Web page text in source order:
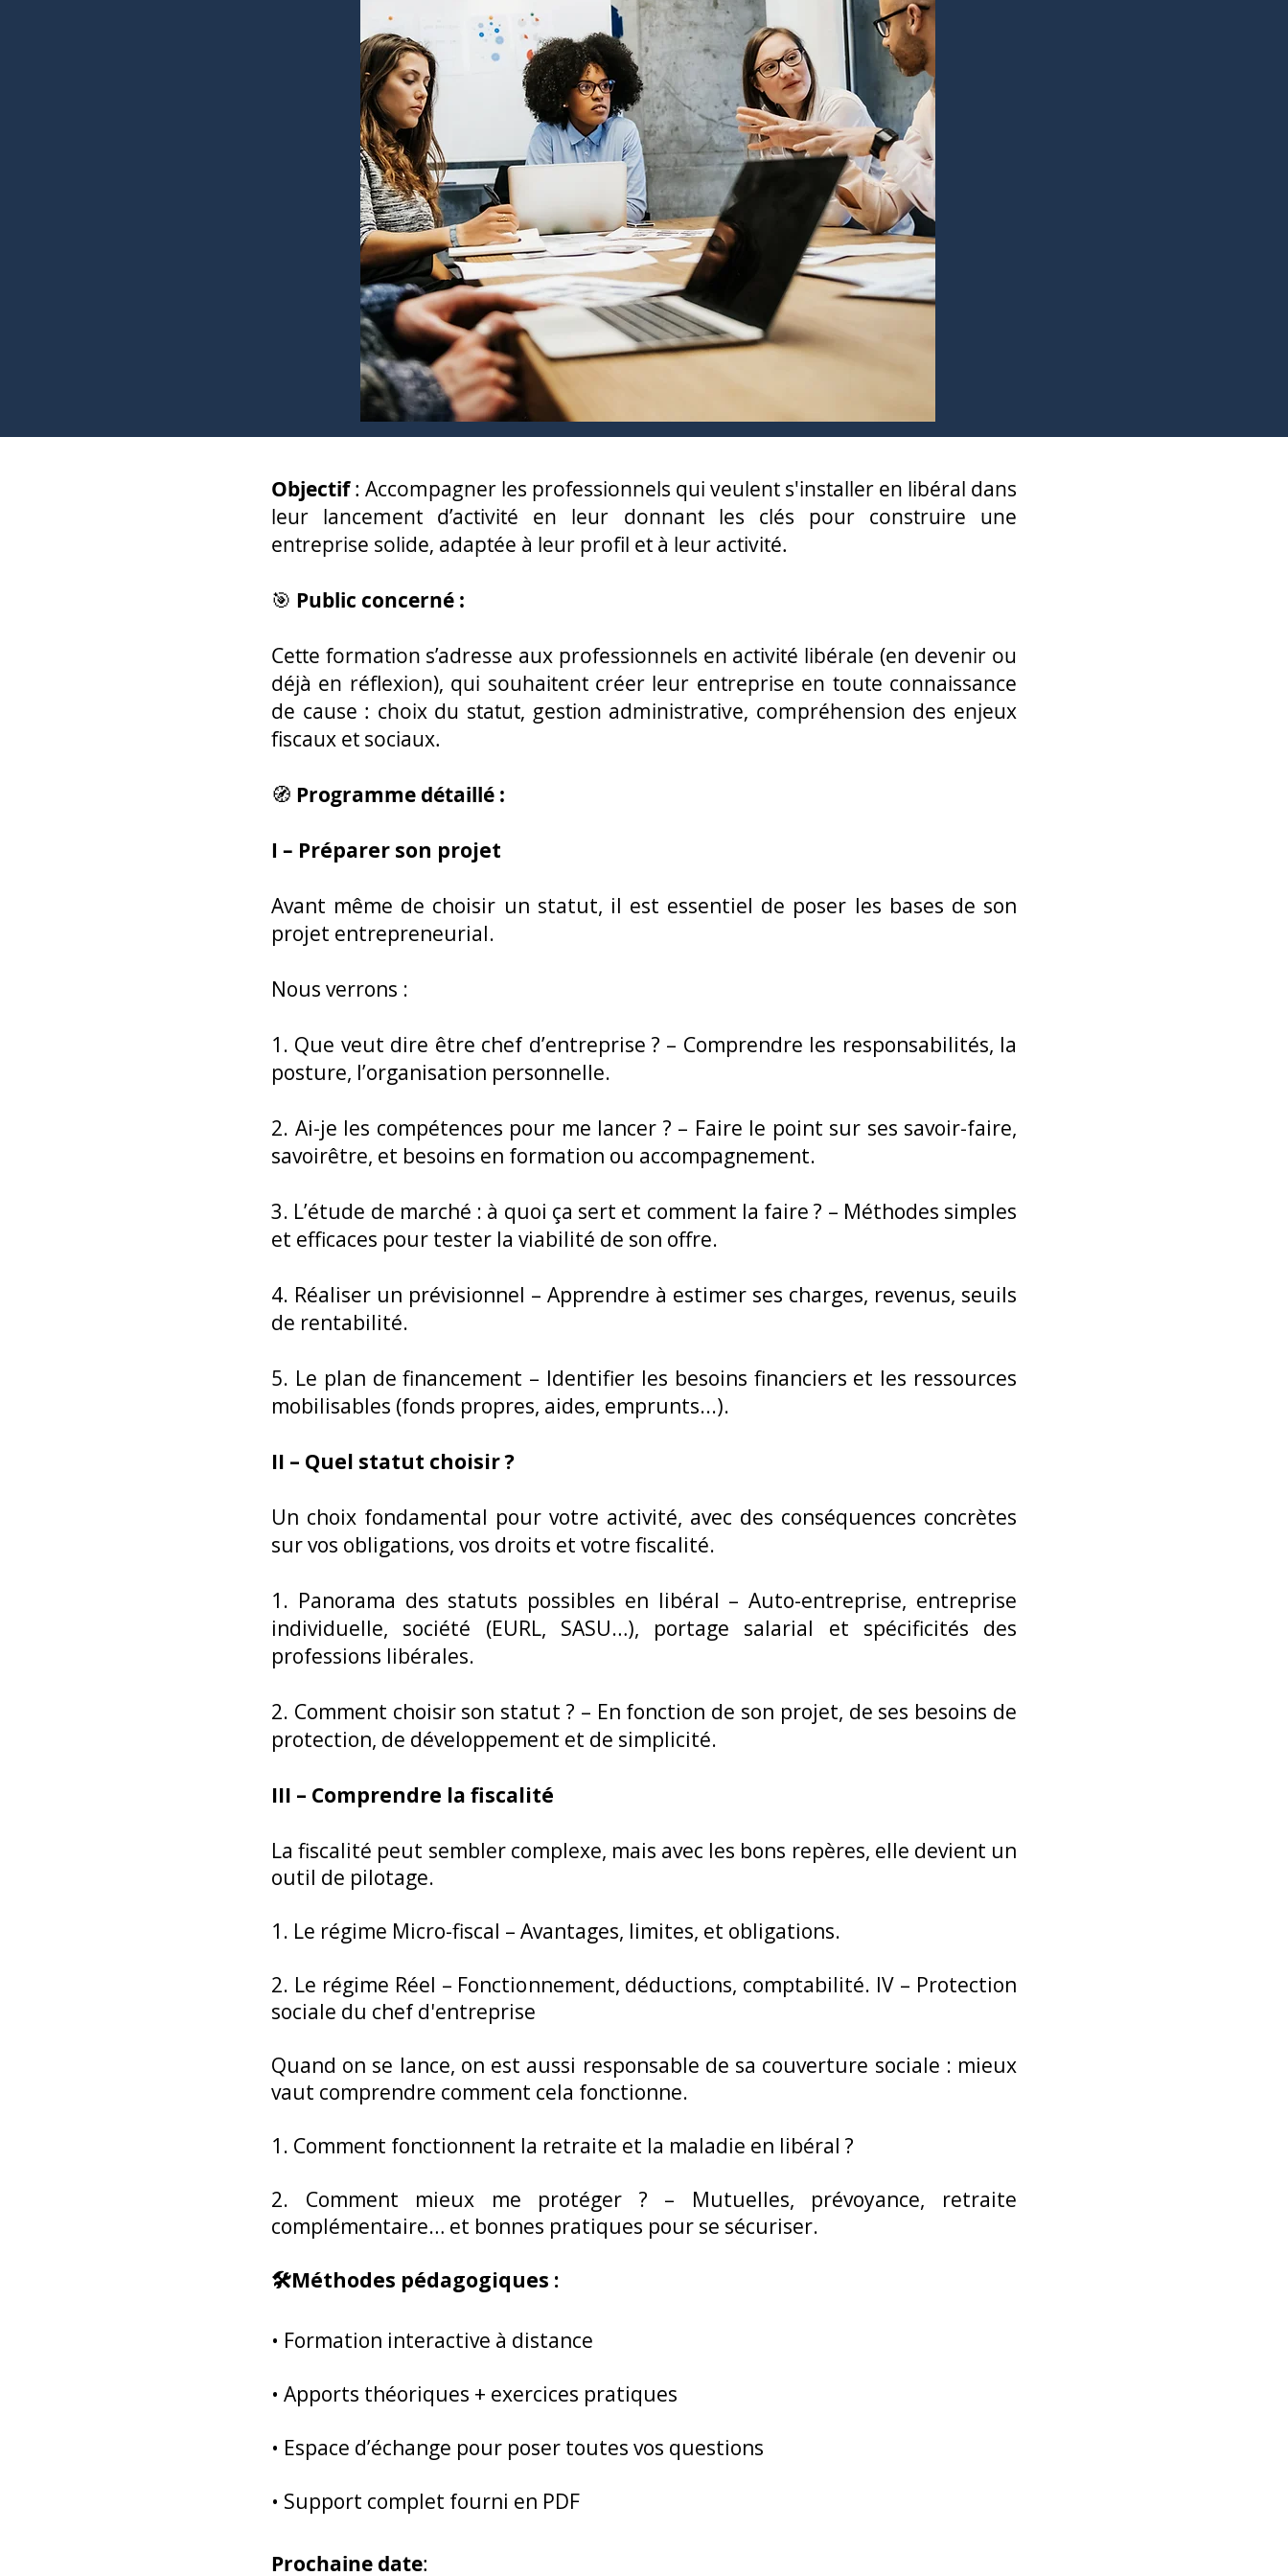
Objectif: Accompagner les professionnels qui veulent s'installer en libéral dans
leur lancement d’activité en leur donnant les clés pour construire une
entreprise solide, adaptée à leur profil et à leur activité.
🎯 Public concerné :
Cette formation s’adresse aux professionnels en activité libérale (en devenir ou
déjà en réflexion), qui souhaitent créer leur entreprise en toute connaissance
de cause : choix du statut, gestion administrative, compréhension des enjeux
fiscaux et sociaux.
🧭 Programme détaillé :
I – Préparer son projet
Avant même de choisir un statut, il est essentiel de poser les bases de son
projet entrepreneurial.
Nous verrons :
1. Que veut dire être chef d’entreprise ? – Comprendre les responsabilités, la
posture, l’organisation personnelle.
2. Ai-je les compétences pour me lancer ? – Faire le point sur ses savoir-faire,
savoirêtre, et besoins en formation ou accompagnement.
3. L’étude de marché : à quoi ça sert et comment la faire ? – Méthodes simples
et efficaces pour tester la viabilité de son offre.
4. Réaliser un prévisionnel – Apprendre à estimer ses charges, revenus, seuils
de rentabilité.
5. Le plan de financement – Identifier les besoins financiers et les ressources
mobilisables (fonds propres, aides, emprunts...).
II – Quel statut choisir ?
Un choix fondamental pour votre activité, avec des conséquences concrètes
sur vos obligations, vos droits et votre fiscalité.
1. Panorama des statuts possibles en libéral – Auto-entreprise, entreprise
individuelle, société (EURL, SASU…), portage salarial et spécificités des
professions libérales.
2. Comment choisir son statut ? – En fonction de son projet, de ses besoins de
protection, de développement et de simplicité.
III – Comprendre la fiscalité
La fiscalité peut sembler complexe, mais avec les bons repères, elle devient un
outil de pilotage.
1. Le régime Micro-fiscal – Avantages, limites, et obligations.
2. Le régime Réel – Fonctionnement, déductions, comptabilité. IV – Protection
sociale du chef d'entreprise
Quand on se lance, on est aussi responsable de sa couverture sociale : mieux
vaut comprendre comment cela fonctionne.
1. Comment fonctionnent la retraite et la maladie en libéral ?
2. Comment mieux me protéger ? – Mutuelles, prévoyance, retraite
complémentaire… et bonnes pratiques pour se sécuriser.
🛠Méthodes pédagogiques :
• Formation interactive à distance
• Apports théoriques + exercices pratiques
• Espace d’échange pour poser toutes vos questions
• Support complet fourni en PDF
Prochaine date: